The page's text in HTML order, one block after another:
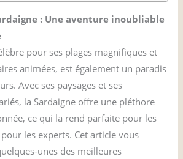
: Une aventure inoubliable
pour ses plages magnifiques et
animées, est également un paradis
Avec ses paysages et ses
la Sardaigne offre une pléthore
ce qui la rend parfaite pour les
les experts. Cet article vous
unes des meilleures